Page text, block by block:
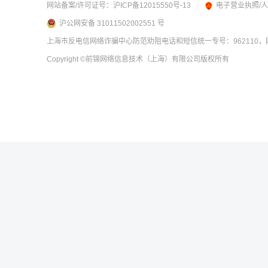
网站备案/许可证号： 沪ICP备12015550号-13 电子营业执照/
沪公网安备 31011502002551 号
上海市反电信网络诈骗中心防范劝阻电话和短信统一专号：962110
Copyright ©前锦网络信息技术（上海）有限公司 版权所有